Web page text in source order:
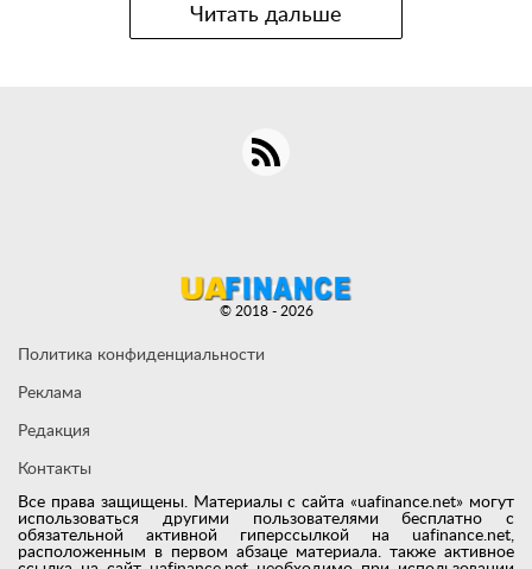
Читать дальше
Все права защищены. Материалы с сайта «uafinance.net» могут
использоваться другими пользователями бесплатно с
обязательной активной гиперссылкой на uafinance.net,
расположенным в первом абзаце материала. также активное
Политика конфиденциальности
Реклама
Редакция
Контакты
© 2018 - 2026